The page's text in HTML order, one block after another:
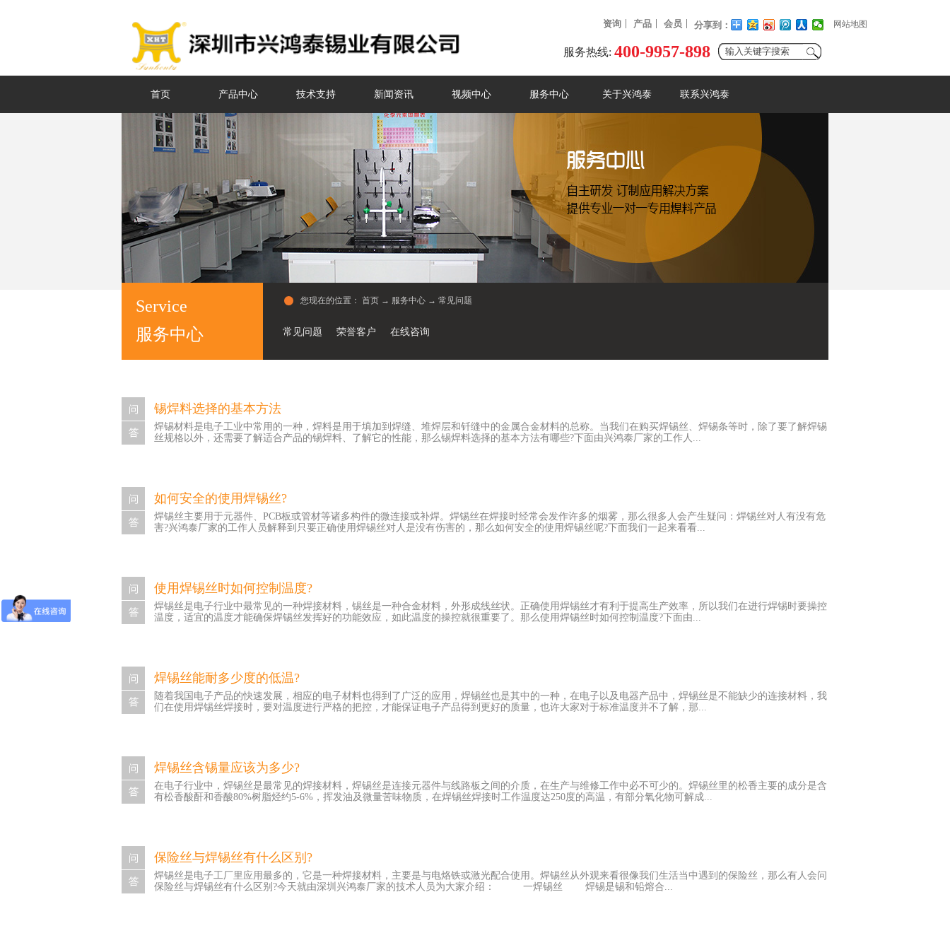
网站地图
资询 产品 会员 分享到：
服务热线: 400-9957-898
首页 产品中心 技术支持 新闻资讯 视频中心 服务中心 关于兴鸿泰 联系兴鸿泰
服务中心
Service
常见问题 荣誉客户 在线咨询
您现在的位置： 首页 → 服务中心 → 常见问题
锡焊料选择的基本方法
焊锡材料是电子工业中常用的一种，焊料是用于填加到焊缝、堆焊层和钎缝中的金属合金材料的总称。当我们在购买焊锡丝、焊锡条等时，除了要了解焊锡
丝规格以外，还需要了解适合产品的锡焊料、了解它的性能，那么锡焊料选择的基本方法有哪些?下面由兴鸿泰厂家的工作人...
性能和成本等方面进行锡焊料的初选后，应该按照国际或国家标准对所初选的无铅锡焊料进行性能检测或者指定供货商到第三方资格的检测机构进行性能检
测，如合金化学成分、熔点或液相线、润湿性、力学性能、可靠性能等。各项指标符合设计要求后，就可以开始其应用研究。 综合评价选定的无铅锡
焊料的表现，包括性能、价格、工艺适用性、可靠性，以及设备、工艺兼容性等，筛选出合适的无铅锡焊料。 以上锡焊料选择的基本方法就分享到这
里了，焊料根据组成的成分的不同，可以分为锡铅焊料、银焊料、铜焊料等。
如何安全的使用焊锡丝?
焊锡丝主要用于元器件、PCB板或管材等诸多构件的微连接或补焊。焊锡丝在焊接时经常会发作许多的烟雾，那么很多人会产生疑问：焊锡丝对人有没有危
害?兴鸿泰厂家的工作人员解释到只要正确使用焊锡丝对人是没有伤害的，那么如何安全的使用焊锡丝呢?下面我们一起来看看...
止焊接时产生的有毒气体和粉尘的危害。作业人员必须使用相应的防护眼镜、面罩、口罩、手套，穿白色防护服、绝缘鞋，决不能穿短袖衣或卷起袖子，若
在通风条件差的封闭容器内工作，还要佩戴使用有送风性能的防护头盔。 4、通风方式可分为自然通风和机械通风，其中机械通风是依靠风机产生的压
力来换气，除尘、排毒效果较好，因而在自然通风较差的室内，封闭的容器内进行焊接时，必须有机械通风措施。 5、对作业人员应进行必要的职业安
全卫生知识教育，提高其自我防范意识，降低职业病的发病率。同时，还应加强作业场所的尘毒危害的监测工作以及焊工的体检工作，及时发现和解决问
使用焊锡丝时如何控制温度?
焊锡丝是电子行业中最常见的一种焊接材料，锡丝是一种合金材料，外形成线丝状。正确使用焊锡丝才有利于提高生产效率，所以我们在进行焊锡时要操控
温度，适宜的温度才能确保焊锡丝发挥好的功能效应，如此温度的操控就很重要了。那么使用焊锡丝时如何控制温度?下面由...
锡的处置，确保整个锡面都能够彻底的盖住加热管。在焊锡丝进行熔化的时分，应当恰当的添加焊锡丝的数量确保锡面在一个对比适宜的温度。 2、焊
锡丝在进行运用的时分，假设锡炉内还有焊锡丝剩下的时分千万不要将熔锡炉的加热电源堵截，这时分应当恰当的操控温度，所设定的温度不宜太高，避免
加快锡面的氧化反响。一般咱们能够将63/67的焊锡丝的温度操控在250摄氏度左右，50/50的焊锡丝的温度应当操控在280摄氏度左右，30/70的焊锡丝应当将
温度操控在300摄氏度左右。 3、焊锡丝的锡炉温度进行调查的时分，应当不要单纯的只调查锡炉自身的外表，这样只会形成对比大的差错，应当运用
焊锡丝能耐多少度的低温?
随着我国电子产品的快速发展，相应的电子材料也得到了广泛的应用，焊锡丝也是其中的一种，在电子以及电器产品中，焊锡丝是不能缺少的连接材料，我
们在使用焊锡丝焊接时，要对温度进行严格的把控，才能保证电子产品得到更好的质量，也许大家对于标准温度并不了解，那...
419℉) 正常工作温度：270℃ - 320℃(约518℉ - 608℉) 生产线运用温度：300℃?380℃(约572℉ - 716℉) 吸锡工作温度(小焊点)：315℃(约
600℉) 吸锡工作温度(大焊点)：400℃(约752℉) 注意事项：在赤色区即温度超越400℃(752℉)，勿常常或接连运用;偶然需运用在大焊点或十分疾速焊
接时，仅可短时间内运用。 以上焊锡丝能耐多少度的低温就分享到这里了，运用焊锡丝进行焊接的时候应当对温度进行有效的操控，这样才能够确保
焊锡丝有一个对比好的焊接作用。
焊锡丝含锡量应该为多少?
在电子行业中，焊锡丝是最常见的焊接材料，焊锡丝是连接元器件与线路板之间的介质，在生产与维修工作中必不可少的。焊锡丝里的松香主要的成分是含
有松香酸酐和香酸80%树脂烃约5-6%，挥发油及微量苦味物质，在焊锡丝焊接时工作温度达250度的高温，有部分氧化物可解成...
结构的晶粒很细，不容易受环境的影响而变化，使PCBA的可靠性得到保障，另外作业温度低，便于焊锡作业。在实际运用中又划分出很多合金配比焊锡
丝，如60锡/40铅，55锡/45铅，50锡/50铅，45锡/55铅，40锡/60铅等，选择何种合金配比具体需要考虑到自身的需求、成本预算及焊接效率等。 为了满
足环保要求，目前许多工厂开始选用无铅焊锡丝，常规锡含量在99.3%。焊锡丝的含锡量比例有：63锡/37铅，60锡/40铅，55锡/45铅，50锡/50铅，45锡/55
铅，40锡/60铅，35锡/65铅等，因为锡的价格是铅的价格6倍左右，所以含锡量越多，价格越好;另外纯锡焊锡丝，含锡量可达到99.3%，纯度越高越环保，...
保险丝与焊锡丝有什么区别?
焊锡丝是电子工厂里应用最多的，它是一种焊接材料，主要是与电烙铁或激光配合使用。焊锡丝从外观来看很像我们生活当中遇到的保险丝，那么有人会问
保险丝与焊锡丝有什么区别?今天就由深圳兴鸿泰厂家的技术人员为大家介绍： 一焊锡丝 焊锡是锡和铅熔合...